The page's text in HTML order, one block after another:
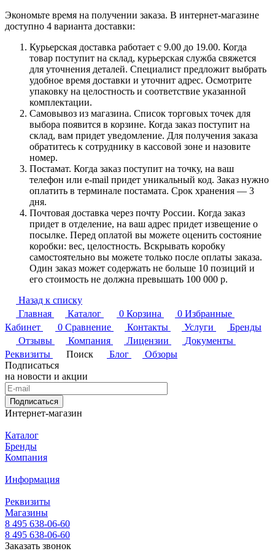
Экономьте время на получении заказа. В интернет-магазине
доступно 4 варианта доставки:
Курьерская доставка работает с 9.00 до 19.00. Когда
товар поступит на склад, курьерская служба свяжется
для уточнения деталей. Специалист предложит выбрать
удобное время доставки и уточнит адрес. Осмотрите
упаковку на целостность и соответствие указанной
комплектации.
Самовывоз из магазина. Список торговых точек для
выбора появится в корзине. Когда заказ поступит на
склад, вам придет уведомление. Для получения заказа
обратитесь к сотруднику в кассовой зоне и назовите
номер.
Постамат. Когда заказ поступит на точку, на ваш
телефон или e-mail придет уникальный код. Заказ нужно
оплатить в терминале постамата. Срок хранения — 3
дня.
Почтовая доставка через почту России. Когда заказ
придет в отделение, на ваш адрес придет извещение о
посылке. Перед оплатой вы можете оценить состояние
коробки: вес, целостность. Вскрывать коробку
самостоятельно вы можете только после оплаты заказа.
Один заказ может содержать не больше 10 позиций и
его стоимость не должна превышать 100 000 р.
Назад к списку
Главная
Каталог 0 Корзина 0 Избранные
Кабинет
0 Сравнение Контакты Услуги
Бренды
Отзывы
Компания Лицензии
Документы
Реквизиты
Поиск Блог
Обзоры
Подписаться
на новости и акции
Подписаться
Интернет-магазин
Каталог
Бренды
Компания
Информация
Реквизиты
Магазины
8 495 638-06-60
8 495 638-06-60
Заказать звонок